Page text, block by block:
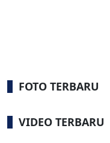
FOTO TERBARU
VIDEO TERBARU